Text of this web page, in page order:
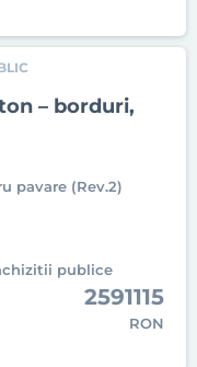
– borduri,
pavare (Rev.2)
publice
2591115
RON